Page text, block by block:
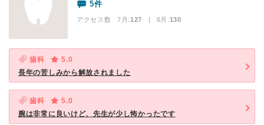
5件
アクセス数 7月:127 | 6月:130
歯科
5.0
長年の苦しみから解放されました
歯科
5.0
腕は非常に良いけど、先生が少し怖かったです